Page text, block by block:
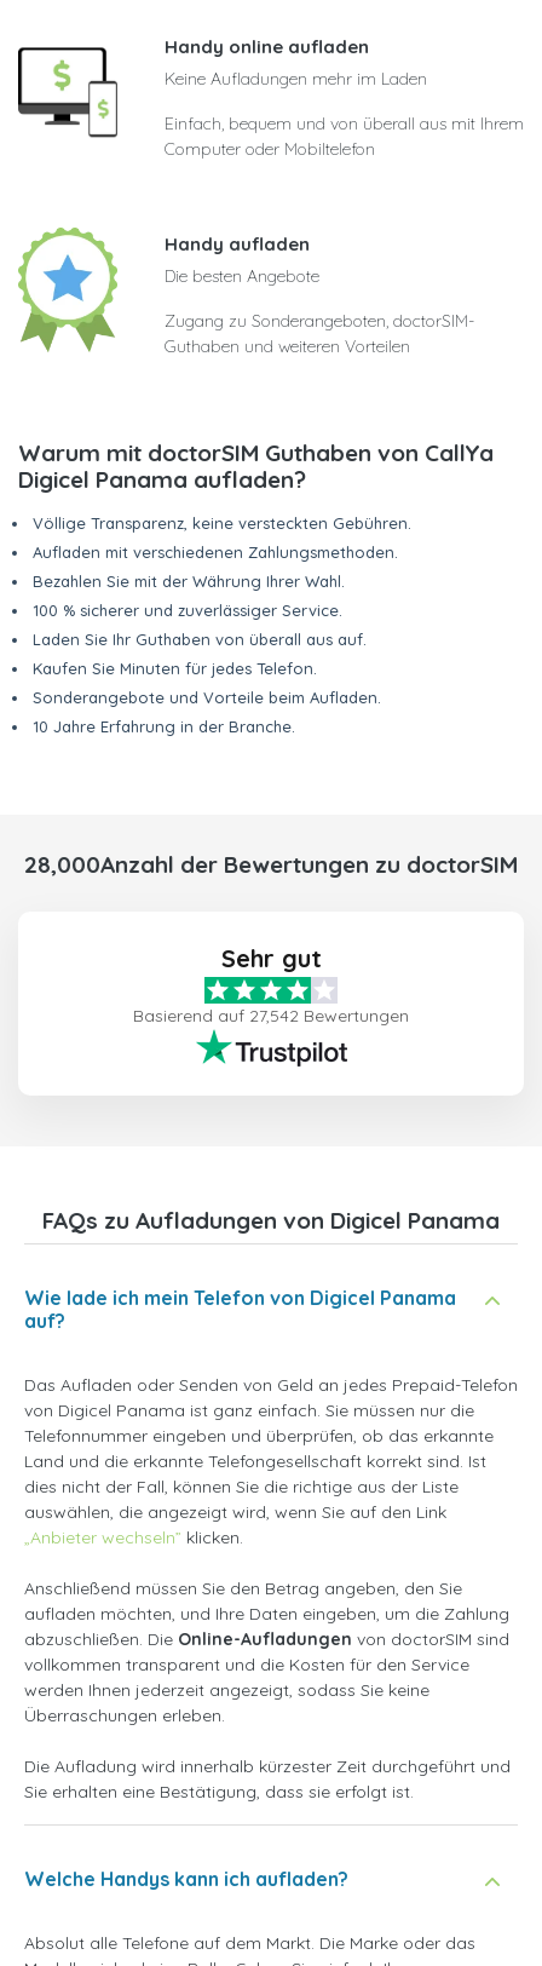
Handy online aufladen
Keine Aufladungen mehr im Laden
Einfach, bequem und von überall aus mit Ihrem
Computer oder Mobiltelefon
Handy aufladen
Die besten Angebote
Zugang zu Sonderangeboten, doctorSIM-
Guthaben und weiteren Vorteilen
Warum mit doctorSIM Guthaben von CallYa
Digicel Panama aufladen?
Völlige Transparenz, keine versteckten Gebühren.
Aufladen mit verschiedenen Zahlungsmethoden.
Bezahlen Sie mit der Währung Ihrer Wahl.
100 % sicherer und zuverlässiger Service.
Laden Sie Ihr Guthaben von überall aus auf.
Kaufen Sie Minuten für jedes Telefon.
Sonderangebote und Vorteile beim Aufladen.
10 Jahre Erfahrung in der Branche.
28,000Anzahl der Bewertungen zu doctorSIM
Sehr gut
Basierend auf 27,542 Bewertungen
FAQs zu Aufladungen von Digicel Panama
Wie lade ich mein Telefon von Digicel Panama
auf?
Das Aufladen oder Senden von Geld an jedes Prepaid-Telefon
von Digicel Panama ist ganz einfach. Sie müssen nur die
Telefonnummer eingeben und überprüfen, ob das erkannte
Land und die erkannte Telefongesellschaft korrekt sind. Ist
dies nicht der Fall, können Sie die richtige aus der Liste
auswählen, die angezeigt wird, wenn Sie auf den Link
„Anbieter wechseln” klicken.
Anschließend müssen Sie den Betrag angeben, den Sie
aufladen möchten, und Ihre Daten eingeben, um die Zahlung
abzuschließen. Die Online-Aufladungen von doctorSIM sind
vollkommen transparent und die Kosten für den Service
werden Ihnen jederzeit angezeigt, sodass Sie keine
Überraschungen erleben.
Die Aufladung wird innerhalb kürzester Zeit durchgeführt und
Sie erhalten eine Bestätigung, dass sie erfolgt ist.
Welche Handys kann ich aufladen?
Absolut alle Telefone auf dem Markt. Die Marke oder das